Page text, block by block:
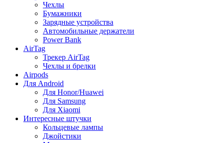
Чехлы
Бумажники
Зарядные устройства
Автомобильные держатели
Power Bank
AirTag
Трекер AirTag
Чехлы и брелки
Airpods
Для Android
Для Honor/Huawei
Для Samsung
Для Xiaomi
Интересные штучки
Кольцевые лампы
Джойстики